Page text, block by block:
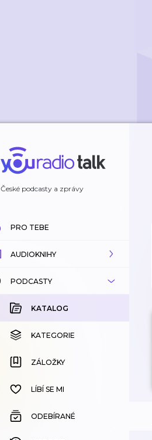
České podcasty a zprávy
PRO TEBE
AUDIOKNIHY
KATALOG
KOUPENÉ
KATEGORIE
ZÁLOŽKY
HISTORIE
PODCASTY
KATALOG
KATEGORIE
ZÁLOŽKY
LÍBÍ SE MI
ODEBÍRANÉ